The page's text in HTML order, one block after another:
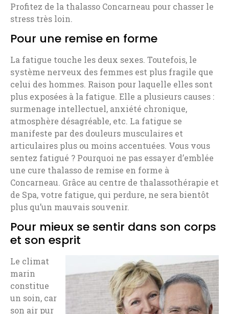
Profitez de la thalasso Concarneau pour chasser le
stress très loin.
Pour une remise en forme
La fatigue touche les deux sexes. Toutefois, le
système nerveux des femmes est plus fragile que
celui des hommes. Raison pour laquelle elles sont
plus exposées à la fatigue. Elle a plusieurs causes :
surmenage intellectuel, anxiété chronique,
atmosphère désagréable, etc. La fatigue se
manifeste par des douleurs musculaires et
articulaires plus ou moins accentuées. Vous vous
sentez fatigué ? Pourquoi ne pas essayer d’emblée
une cure thalasso de remise en forme à
Concarneau. Grâce au centre de thalassothérapie et
de Spa, votre fatigue, qui perdure, ne sera bientôt
plus qu’un mauvais souvenir.
Pour mieux se sentir dans son corps
et son esprit
Le climat
marin
constitue
un soin, car
son air pur